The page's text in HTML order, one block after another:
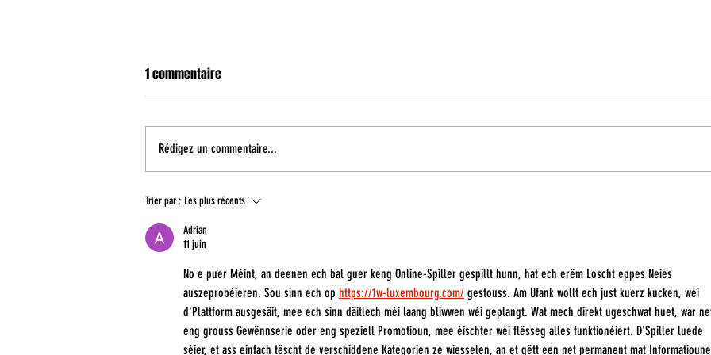
Coupe de France : un duel face à
1 commentaire
Rédigez un commentaire...
Trier par : Les plus récents
Adrian
11 juin
No e puer Méint, an deenen ech bal guer keng Online-Spiller gespillt hunn, hat ech erëm Loscht eppes Neies
auszeprobéieren. Sou sinn ech op https://1w-luxembourg.com/ gestouss. Am Ufank wollt ech just kuerz kucken, wéi
d'Plattform ausgesäit, mee ech sinn däitlech méi laang bliwwen wéi geplangt. Wat mech direkt ugeschwat huet, war
eng grouss Gewënnserie oder eng speziell Promotioun, mee éischter wéi flësseg alles funktionéiert. D'Spiller luede
séier, et ass einfach tëscht de verschiddene Kategorien ze wiesselen, an et gëtt een net permanent mat